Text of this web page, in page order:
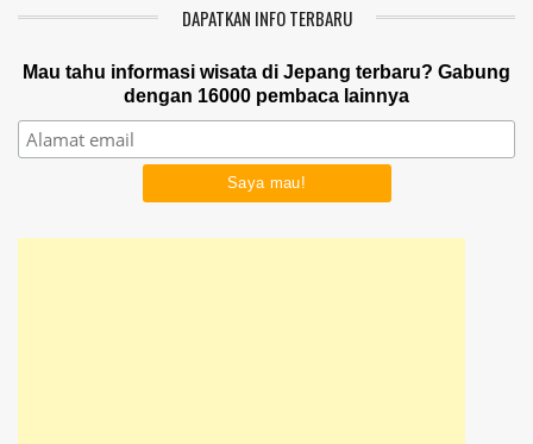
DAPATKAN INFO TERBARU
Mau tahu informasi wisata di Jepang terbaru? Gabung
dengan 16000 pembaca lainnya